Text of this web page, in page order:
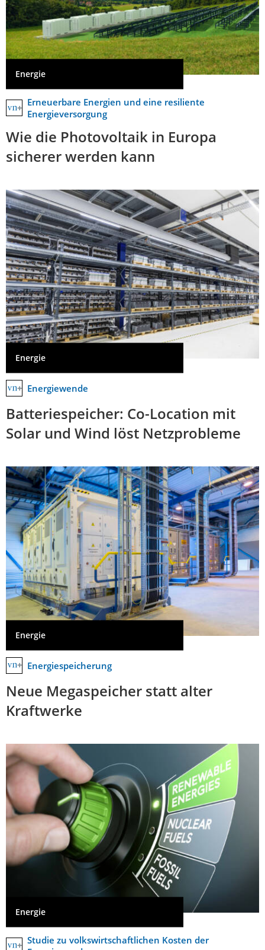
Energie
Erneuerbare Energien und eine resiliente
Energieversorgung
Wie die Photovoltaik in Europa
sicherer werden kann
Energie
Energiewende
Batteriespeicher: Co-Location mit
Solar und Wind löst Netzprobleme
Energie
Energiespeicherung
Neue Megaspeicher statt alter
Kraftwerke
Energie
Studie zu volkswirtschaftlichen Kosten der